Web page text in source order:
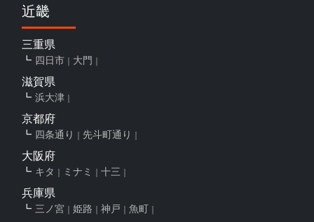
近畿
三重県
四日市 大門
滋賀県
浜大津
京都府
四条通り 先斗町通り
大阪府
キタ ミナミ 十三
兵庫県
三ノ宮 姫路 神戸 魚町